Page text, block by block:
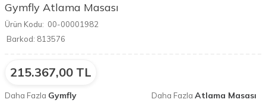
Gymfly Atlama Masası
Ürün Kodu: 00-00001982
Barkod: 813576
215.367,00 TL
Daha Fazla Gymfly Daha Fazla Atlama Masası